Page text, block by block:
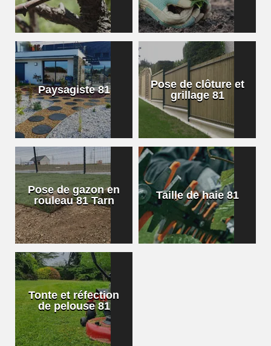
Paysagiste 81
Pose de clôture et
grillage 81
Pose de gazon en
rouleau 81 Tarn
Taille de haie 81
Tonte et réfection
de pelouse 81